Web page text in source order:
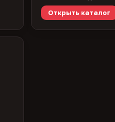
Открыть каталог